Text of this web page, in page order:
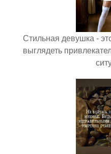
Стильная девушка -
выглядеть